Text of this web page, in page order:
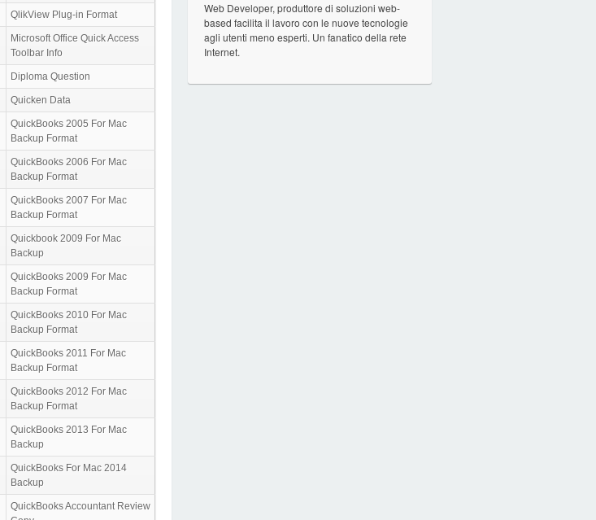
QlikView Plug-in Format
Microsoft Office Quick Access
Toolbar Info
Diploma Question
Quicken Data
QuickBooks 2005 For Mac
Backup Format
QuickBooks 2006 For Mac
Backup Format
QuickBooks 2007 For Mac
Backup Format
Quickbook 2009 For Mac
Backup
QuickBooks 2009 For Mac
Backup Format
QuickBooks 2010 For Mac
Backup Format
QuickBooks 2011 For Mac
Backup Format
QuickBooks 2012 For Mac
Backup Format
QuickBooks 2013 For Mac
Backup
QuickBooks For Mac 2014
Backup
QuickBooks Accountant Review
Web Developer, produttore di soluzioni web-
based facilita il lavoro con le nuove tecnologie
agli utenti meno esperti. Un fanatico della rete
Internet.